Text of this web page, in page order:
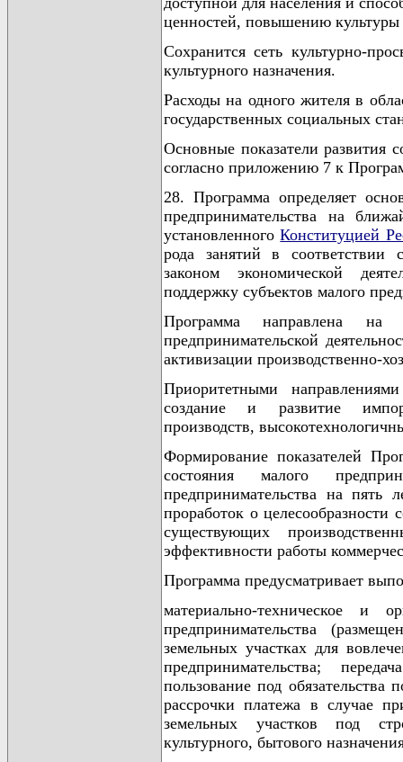
ценностей, повышению культуры
Сохранится сеть культурно-
культурного назначения.
Расходы на одного жителя в
государственных социальных
Основные показатели развития
согласно приложению 7 к
28. Программа определяет
предпринимательства на
установленногоКонституцией
рода занятий в соответствии
законом экономической
поддержку субъектов малого
Программа направлена на
предпринимательской
активизации производственно-
Приоритетными
создание и развитие
производств,
Формирование показателей
состояния малого
предпринимательства на пять
проработок о целесообразности
существующих
эффективности работы
Программа предусматривает
материально-техническое и
предпринимательства
земельных участках для
предпринимательства;
пользование под
рассрочки платежа в случае
земельных участков под
культурного, бытового